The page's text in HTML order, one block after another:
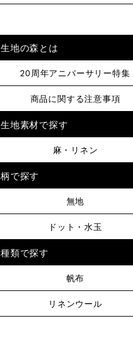
生地の森とは
20周年アニバーサリー特集
商品に関する注意事項
生地素材で探す
麻・リネン
柄で探す
無地
ドット・水玉
種類で探す
帆布
リネンウール